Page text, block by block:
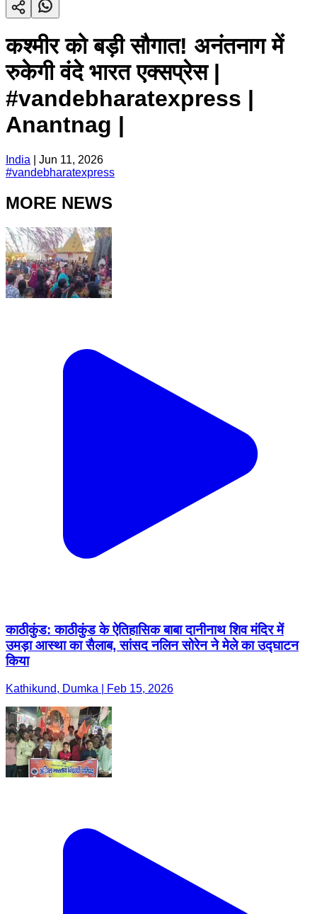
कश्मीर को बड़ी सौगात! अनंतनाग में
रुकेगी वंदे भारत एक्सप्रेस |
#vandebharatexpress |
Anantnag |
India
Jun 11, 2026
#vandebharatexpress
MORE NEWS
काठीकुंड: काठीकुंड के ऐतिहासिक बाबा दानीनाथ शिव मंदिर में
उमड़ा आस्था का सैलाब, सांसद नलिन सोरेन ने मेले का उद्घाटन
किया
Kathikund, Dumka | Feb 15, 2026